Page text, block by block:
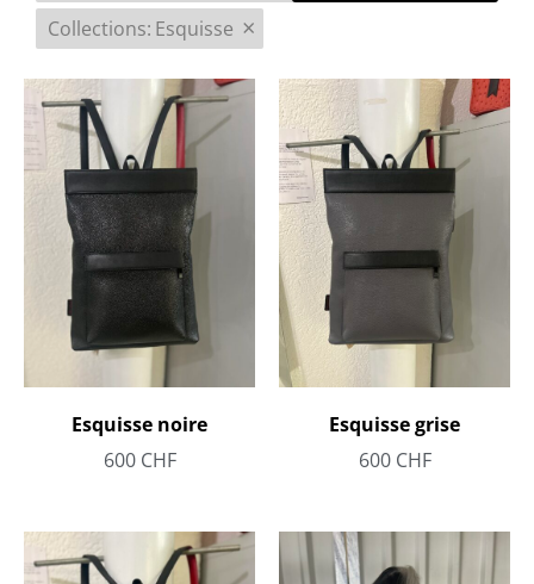
Collections: Esquisse ×
Esquisse noire
600 CHF
Esquisse grise
600 CHF